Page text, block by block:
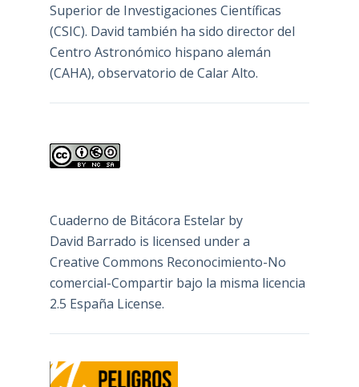
Superior de Investigaciones Científicas
(CSIC). David también ha sido director del
Centro Astronómico hispano alemán
(CAHA), observatorio de Calar Alto.
Cuaderno de Bitácora Estelarby
David Barrado is licensed under a
Creative Commons Reconocimiento-No
comercial-Compartir bajo la misma licencia
2.5 España License.